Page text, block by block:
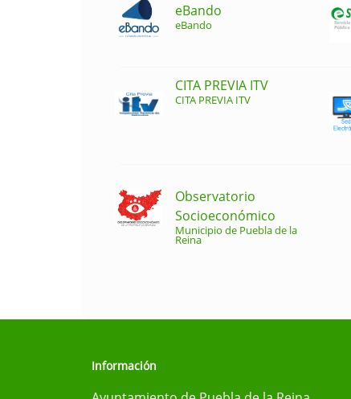
eBando
eBando
CITA PREVIA ITV
CITA PREVIA ITV
Observatorio
Socioeconómico
Municipio de Puebla de la
Reina
Información